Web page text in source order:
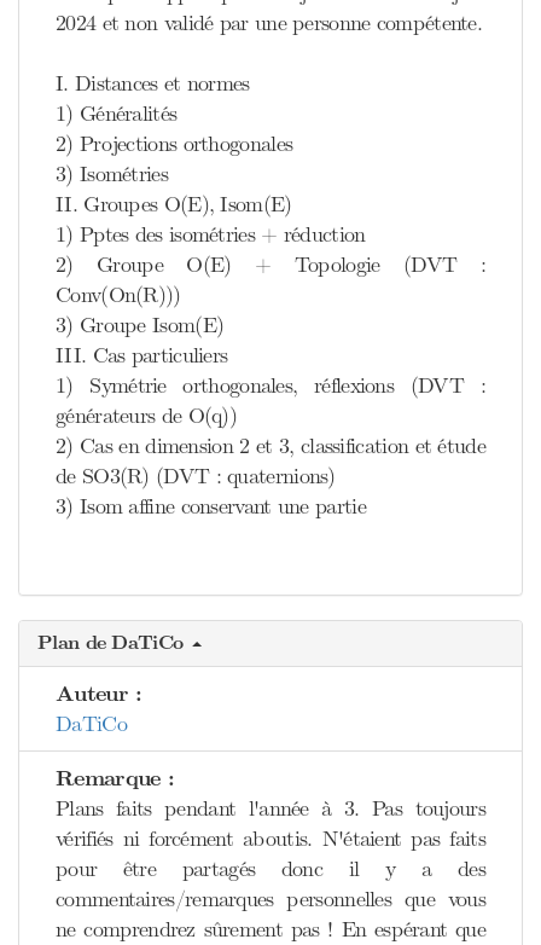
2024 et non validé par une personne compétente.
I. Distances et normes
1) Généralités
2) Projections orthogonales
3) Isométries
II. Groupes O(E), Isom(E)
1) Pptes des isométries + réduction
2) Groupe O(E) + Topologie (DVT :
Conv(On(R)))
3) Groupe Isom(E)
III. Cas particuliers
1) Symétrie orthogonales, réflexions (DVT :
générateurs de O(q))
2) Cas en dimension 2 et 3, classification et étude
de SO3(R) (DVT : quaternions)
3) Isom affine conservant une partie
Plan de DaTiCo
Auteur :
DaTiCo
Remarque :
Plans faits pendant l'année à 3. Pas toujours
vérifiés ni forcément aboutis. N'étaient pas faits
pour être partagés donc il y a des
commentaires/remarques personnelles que vous
ne comprendrez sûrement pas ! En espérant que